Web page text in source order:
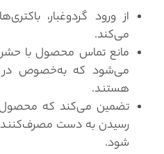
از ورود گردوغبار،
می‌کند.
مانع تماس محصول با
می‌شود که به‌خصوص در
هستند.
تضمین می‌کند که محصول
رسیدن به دست
شود.